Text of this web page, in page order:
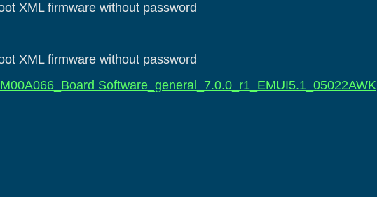
XML firmware without password
XML firmware without password
Software_general_7.0.0_r1_EMUI5.1_05022AWK